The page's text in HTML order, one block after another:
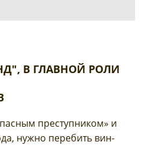
В ГЛАВНОЙ РОЛИ
преступником» и
нужно перебить вин-